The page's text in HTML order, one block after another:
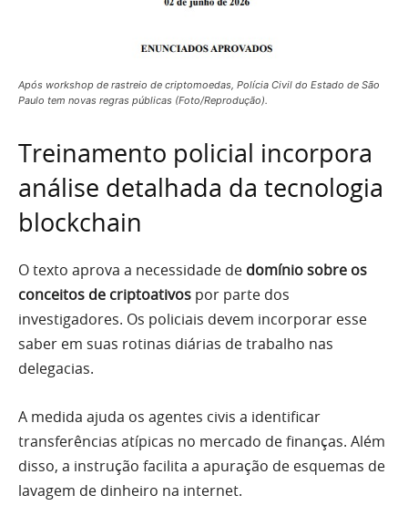
Após workshop de rastreio de criptomoedas, Polícia Civil do Estado de São
Paulo tem novas regras públicas (Foto/Reprodução).
Treinamento policial incorpora
análise detalhada da tecnologia
blockchain
O texto aprova a necessidade de domínio sobre os
conceitos de criptoativos por parte dos
investigadores. Os policiais devem incorporar esse
saber em suas rotinas diárias de trabalho nas
delegacias.
A medida ajuda os agentes civis a identificar
transferências atípicas no mercado de finanças. Além
disso, a instrução facilita a apuração de esquemas de
lavagem de dinheiro na internet.